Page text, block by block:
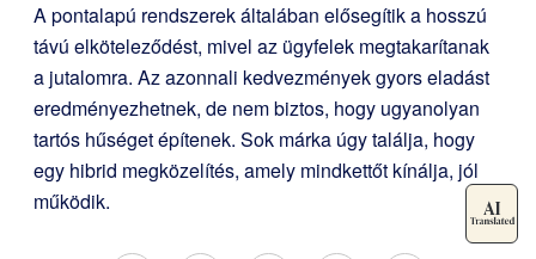
A pontalapú rendszerek általában elősegítik a hosszú
távú elköteleződést, mivel az ügyfelek megtakarítanak
a jutalomra. Az azonnali kedvezmények gyors eladást
eredményezhetnek, de nem biztos, hogy ugyanolyan
tartós hűséget építenek. Sok márka úgy találja, hogy
egy hibrid megközelítés, amely mindkettőt kínálja, jól
működik.